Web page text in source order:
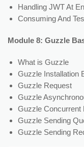
Handling JWT At
Consuming And
Module 8: Guzzle
What is Guzzle
Guzzle Installation
Guzzle Request
Guzzle
Guzzle Concurrent
Guzzle Sending
Guzzle Sending